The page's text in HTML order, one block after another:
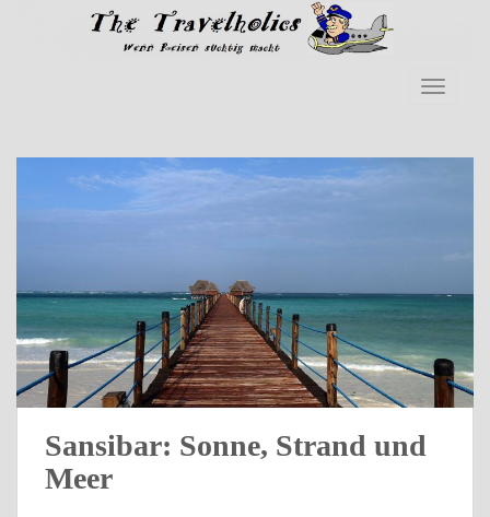
Skip to main content
Sansibar: Sonne, Strand und
Meer